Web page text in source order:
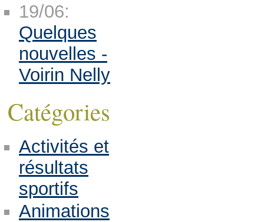
19/06:
Quelques
nouvelles -
Voirin Nelly
Catégories
Activités et
résultats
sportifs
Animations